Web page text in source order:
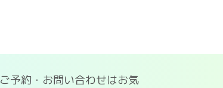
ご予約・お問い合わせはお気